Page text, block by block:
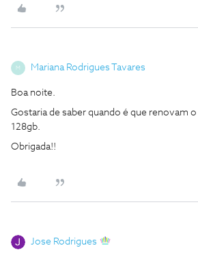
M Mariana Rodrigues Tavares
Boa noite.
Gostaria de saber quando é que renovam o
128gb.
Obrigada!!
Jose Rodrigues